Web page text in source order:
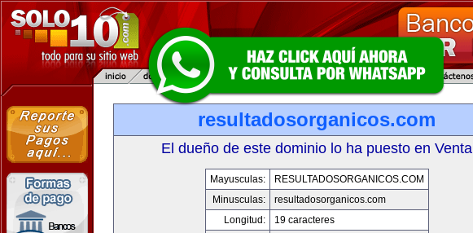
resultadosorganicos.com
El dueño de este dominio lo ha puesto en Venta
Mayusculas:
RESULTADOSORGANICOS.COM
Minusculas:
resultadosorganicos.com
Longitud:
19 caracteres